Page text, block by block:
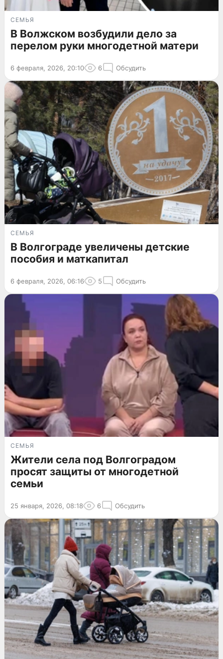
СЕМЬЯ
В Волжском возбудили дело за
перелом руки многодетной матери
6 февраля, 2026, 20:10 6 Обсудить
СЕМЬЯ
В Волгограде увеличены детские
пособия и маткапитал
6 февраля, 2026, 06:16 5 Обсудить
СЕМЬЯ
Жители села под Волгоградом
просят защиты от многодетной
семьи
25 января, 2026, 08:18 6 Обсудить